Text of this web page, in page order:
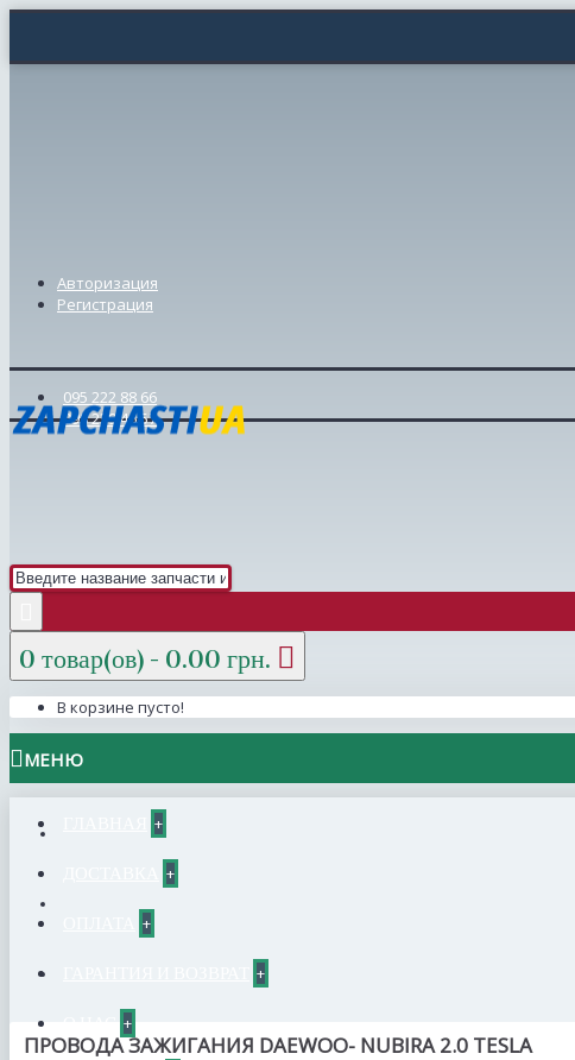
Авторизация
Регистрация
095 222 88 66
098 239 46 57
0 товар(ов) - 0.00 грн.
В корзине пусто!
МЕНЮ
+
+
+
+
+
ПРОВОДА ЗАЖИГАНИЯ DAEWOO- NUBIRA 2.0 TESLA